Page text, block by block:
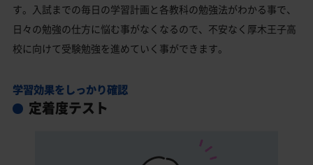
す。入試までの毎日の学習計画と各教科の勉強法がわかる事で、
日々の勉強の仕方に悩む事がなくなるので、不安なく厚木王子高
校に向けて受験勉強を進めていく事ができます。
学習効果をしっかり確認
定着度テスト